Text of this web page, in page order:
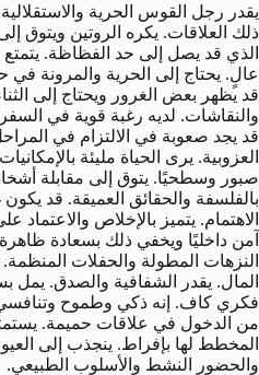
يقدر رجل القوس الحرية
ذلك العلاقات. يكره الروتين ويتوق
الذي قد يصل إلى حد الفظاظة.
عالٍ. يحتاج إلى الحرية والمرونة في
قد يظهر بعض الغرور ويحتاج إلى
والنقاشات. لديه رغبة قوية في
قد يجد صعوبة في الالتزام في
العزوبية. يرى الحياة مليئة
صبور وسطحيًا. يتوق إلى مقابلة
بالفلسفة والحقائق العميقة. قد
الاهتمام. يتميز بالإخلاص والاعتماد
آمن داخليًا ويخفي ذلك بسعادة
النزهات المطولة والحفلات
المال. يقدر الشفافية والصدق. يمل
فكري كاف. إنه ذكي وطموح
من الدخول في علاقات حميمة. يستمتع
المخطط لها بإفراط. ينجذب إلى
والحضور النشط والأسلوب الطبيعي.